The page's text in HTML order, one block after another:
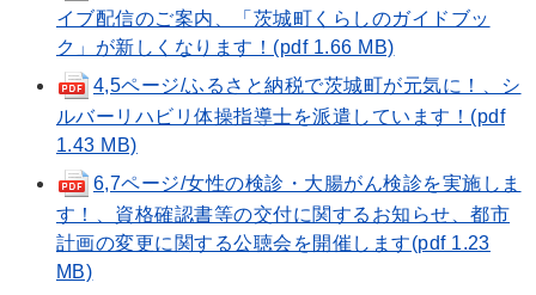
イブ配信のご案内、「茨城町くらしのガイドブッ
ク」が新しくなります！(pdf 1.66 MB)
4,5ページ/ふるさと納税で茨城町が元気に！、シ
ルバーリハビリ体操指導士を派遣しています！(pdf
1.43 MB)
6,7ページ/女性の検診・大腸がん検診を実施しま
す！、資格確認書等の交付に関するお知らせ、都市
計画の変更に関する公聴会を開催します(pdf 1.23
MB)